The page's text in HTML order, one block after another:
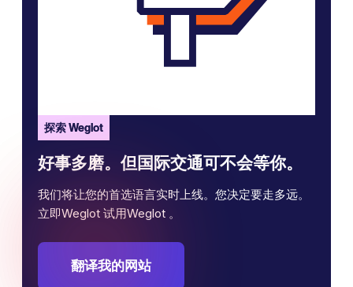
探索 Weglot
好事多磨。但国际交通可不会等你。
我们将让您的首选语言实时上线。您决定要走多远。
立即Weglot 试用Weglot 。
翻译我的网站